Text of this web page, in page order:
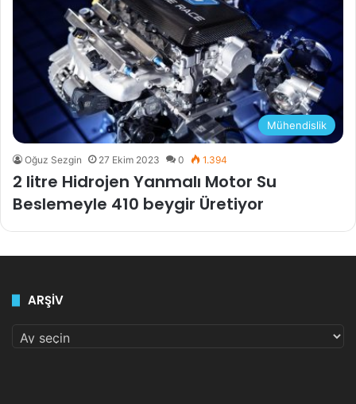
Mühendislik
Oğuz Sezgin 27 Ekim 2023 0 1.394
2 litre Hidrojen Yanmalı Motor Su
Beslemeyle 410 beygir Üretiyor
ARŞİV
ARŞİV